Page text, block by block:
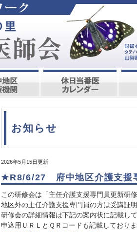
お知らせ
2026年5月15日更新
★R8/6/27 府中地区介護支援
この研修会は「主任介護支援専門員更新
地区外の主任介護支援専門員の方は受講証
研修会の詳細情報は下記の案内状に記載して
申込用ＵＲＬとＱＲコードも記載しており